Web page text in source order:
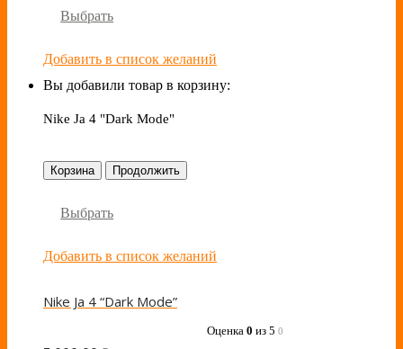
Выбрать
Добавить в список желаний
Вы добавили товар в корзину:
Nike Ja 4 "Dark Mode"
Корзина Продолжить
Выбрать
Добавить в список желаний
Nike Ja 4 “Dark Mode”
Оценка 0 из 5 0